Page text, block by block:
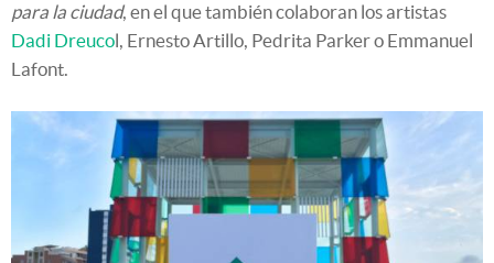
para la ciudad, en el que también colaboran los artistas
Dadi Dreucol, Ernesto Artillo, Pedrita Parker o Emmanuel
Lafont.